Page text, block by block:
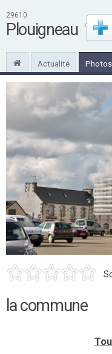
29610
Plouigneau
Actualité Photos
la commune